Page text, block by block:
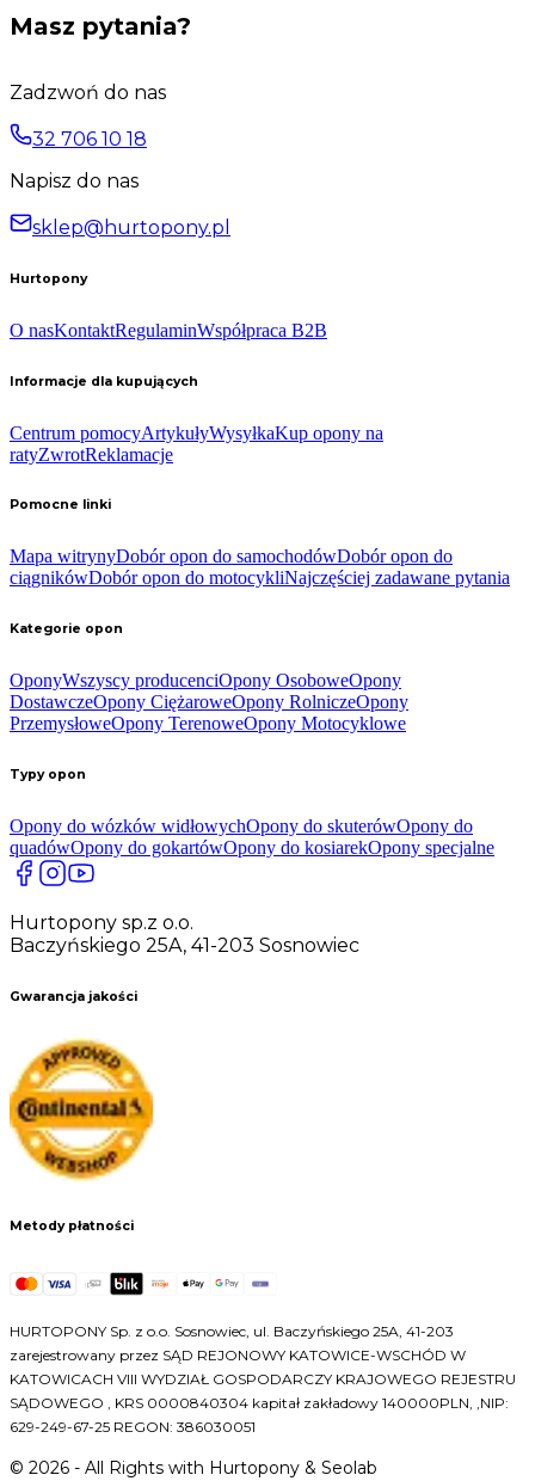
Masz pytania?
Zadzwoń do nas
32 706 10 18
Napisz do nas
sklep@hurtopony.pl
Hurtopony
O nasKontaktRegulaminWspółpraca B2B
Informacje dla kupujących
Centrum pomocyArtykułyWysyłkaKup opony na
ratyZwrotReklamacje
Pomocne linki
Mapa witrynyDobór opon do samochodówDobór opon do
ciągnikówDobór opon do motocykliNajczęściej zadawane pytania
Kategorie opon
OponyWszyscy producenciOpony OsoboweOpony
DostawczeOpony CiężaroweOpony RolniczeOpony
PrzemysłoweOpony TerenoweOpony Motocyklowe
Typy opon
Opony do wózków widłowychOpony do skuterówOpony do
quadówOpony do gokartówOpony do kosiarekOpony specjalne
Hurtopony sp.z o.o.
Baczyńskiego 25A, 41-203 Sosnowiec
Gwarancja jakości
Metody płatności
HURTOPONY Sp. z o.o. Sosnowiec, ul. Baczyńskiego 25A, 41-203
zarejestrowany przez SĄD REJONOWY KATOWICE-WSCHÓD W
KATOWICACH VIII WYDZIAŁ GOSPODARCZY KRAJOWEGO REJESTRU
SĄDOWEGO , KRS 0000840304 kapitał zakładowy 140000PLN, ,NIP:
629-249-67-25 REGON: 386030051
© 2026 - All Rights with Hurtopony & Seolab